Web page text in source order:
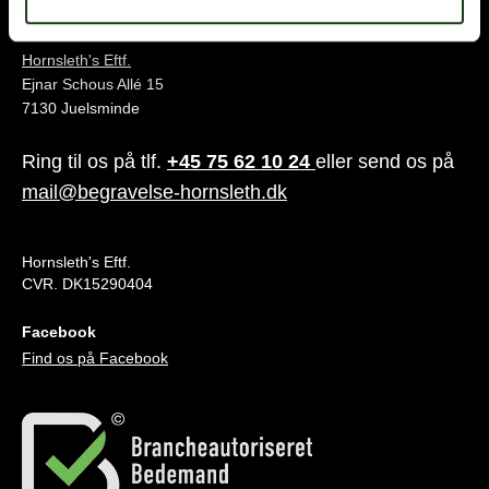
Hornsleth's Eftf.
Ejnar Schous Allé 15
7130 Juelsminde
Ring til os på tlf. +45 75 62 10 24 eller send os på
mail@begravelse-hornsleth.dk
Hornsleth's Eftf.
CVR. DK15290404
Facebook
Find os på Facebook